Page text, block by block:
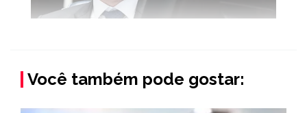
Você também pode gostar: